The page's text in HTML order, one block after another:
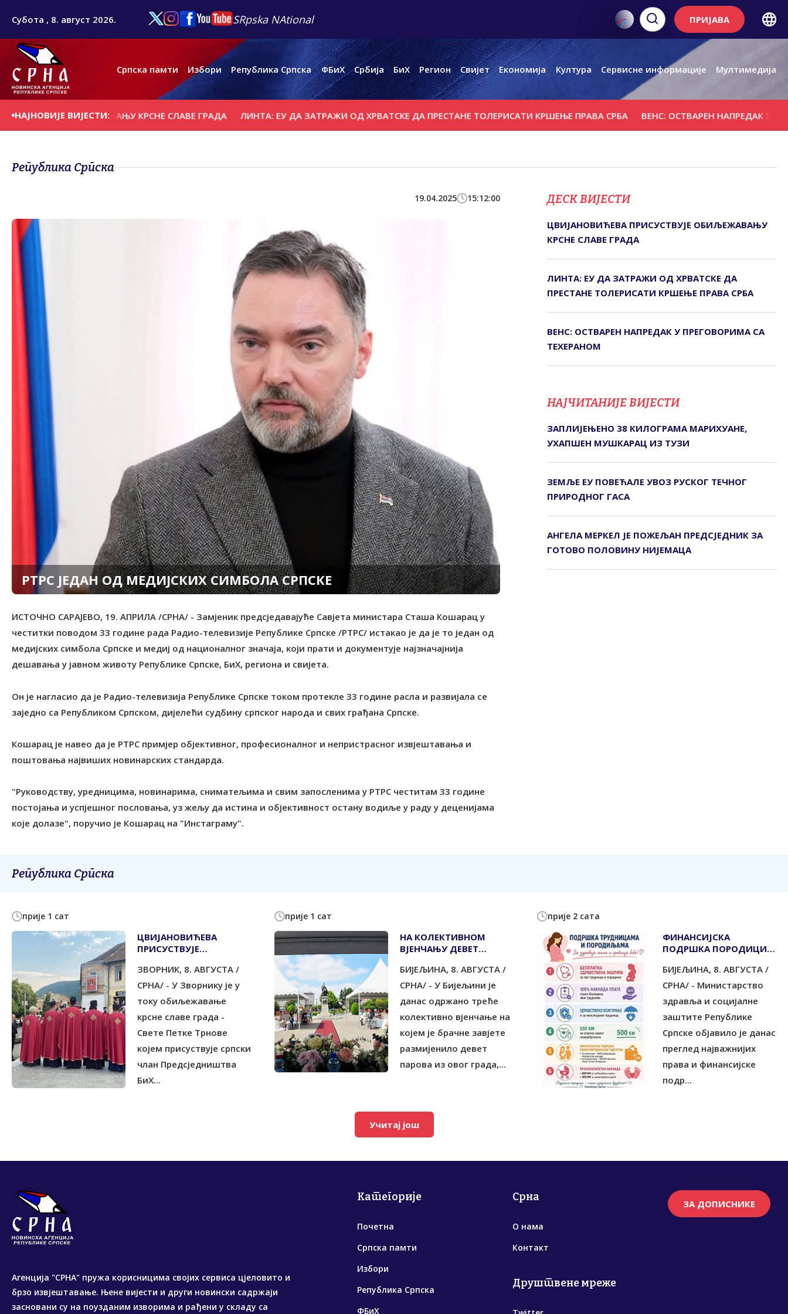
Субота , 8. август 2026. SRpska NAtional ПРИЈАВА
Српска памти Избори Република Српска ФБиХ Србија БиХ Регион Свијет Економија Култура Сервисне информације Мултимедија
НАЈНОВИЈЕ ВИЈЕСТИ:
ОБИЉЕЖАВАЊУ КРСНЕ СЛАВЕ ГРАДА ЛИНТА: ЕУ ДА ЗАТРАЖИ ОД ХРВАТСКЕ ДА ПРЕСТАНЕ ТОЛЕРИСАТИ КРШЕЊЕ ПРАВА СРБА ВЕНС: ОСТВАРЕН НАПРЕДАК У
Република Српска
19.04.2025 15:12:00
РТРС ЈЕДАН ОД МЕДИЈСКИХ СИМБОЛА СРПСКЕ
ИСТОЧНО САРАЈЕВО, 19. АПРИЛА /СРНА/ - Замјеник предсједавајуће Савјета министара Сташа Кошарац у
честитки поводом 33 године рада Радио-телевизије Републике Српске /РТРС/ истакао је да је то један од
медијских симбола Српске и медиј од националног значаја, који прати и документује најзначајнија
дешавања у јавном животу Републике Српске, БиХ, региона и свијета.
Он је нагласио да је Радио-телевизија Републике Српске током протекле 33 године расла и развијала се
заједно са Републиком Српском, дијелећи судбину српског народа и свих грађана Српске.
Кошарац је навео да је РТРС примјер објективног, професионалног и непристрасног извјештавања и
поштовања највиших новинарских стандарда.
"Руководству, уредницима, новинарима, сниматељима и свим запосленима у РТРС честитам 33 године
постојања и успјешног пословања, уз жељу да истина и објективност остану водиље у раду у деценијама
које долазе", поручио је Кошарац на "Инстаграму".
ДЕСК ВИЈЕСТИ
ЦВИЈАНОВИЋЕВА ПРИСУСТВУЈЕ ОБИЉЕЖАВАЊУ
КРСНЕ СЛАВЕ ГРАДА
ЛИНТА: ЕУ ДА ЗАТРАЖИ ОД ХРВАТСКЕ ДА
ПРЕСТАНЕ ТОЛЕРИСАТИ КРШЕЊЕ ПРАВА СРБА
ВЕНС: ОСТВАРЕН НАПРЕДАК У ПРЕГОВОРИМА СА
ТЕХЕРАНОМ
НАЈЧИТАНИЈЕ ВИЈЕСТИ
ЗАПЛИЈЕЊЕНО 38 КИЛОГРАМА МАРИХУАНЕ,
УХАПШЕН МУШКАРАЦ ИЗ ТУЗИ
ЗЕМЉЕ ЕУ ПОВЕЋАЛЕ УВОЗ РУСКОГ ТЕЧНОГ
ПРИРОДНОГ ГАСА
АНГЕЛА МЕРКЕЛ ЈЕ ПОЖЕЉАН ПРЕДСЈЕДНИК ЗА
ГОТОВО ПОЛОВИНУ НИЈЕМАЦА
Република Српска
прије 1 сат
ЦВИЈАНОВИЋЕВА
ПРИСУСТВУЈЕ
СЛАВЕ ГРАДА
ЗВОРНИК, 8. АВГУСТА /
СРНА/ - У Зворнику је у
току обиљежавање
крсне славе града -
Свете Петке Трнове
којем присуствује српски
члан Предсједништва
БиХ...
прије 1 сат
НА КОЛЕКТИВНОМ
ВЈЕНЧАЊУ ДЕВЕТ
БИЈЕЉИНА, 8. АВГУСТА /
СРНА/ - У Бијељини је
данас одржано треће
колективно вјенчање на
којем је брачне завјете
размијенило девет
парова из овог града,...
прије 2 сата
ФИНАНСИЈСКА
ПОДРШКА ПОРОДИЦИ И
БИЈЕЉИНА, 8. АВГУСТА /
СРНА/ - Министарство
здравља и социјалне
заштите Републике
Српске објавило је данас
преглед најважнијих
права и финансијске
подр...
Учитај још
Агенција "СРНА" пружа корисницима својих сервиса цјеловито и
брзо извјештавање. Њене вијести и други новински садржаји
засновани су на поузданим изворима и рађени у складу са
Категорије
Почетна
Српска памти
Избори
Република Српска
ФБиХ
Срна
О нама
Контакт
Друштвене мреже
ЗА ДОПИСНИКЕ